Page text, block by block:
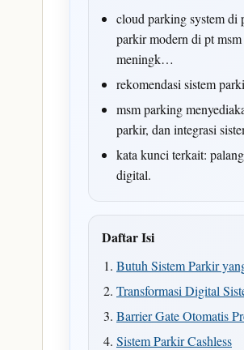
cloud parking system di
parkir modern di pt
meningk…
rekomendasi sistem
msm parking
parkir, dan integrasi
kata kunci terkait:
digital.
Daftar Isi
Butuh Sistem Parkir
Transformasi Digital
Barrier Gate Otomatis
Sistem Parkir Cashless